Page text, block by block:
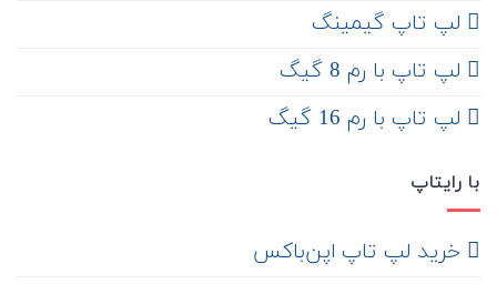
لپ تاپ گیمینگ
لپ تاپ با رم 8 گیگ
لپ تاپ با رم 16 گیگ
با رایتاپ
‌ خرید لپ تاپ اپن‌باکس